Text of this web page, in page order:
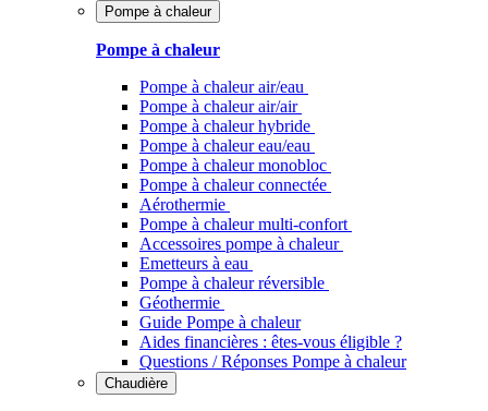
Pompe à chaleur
Pompe à chaleur
Pompe à chaleur air/eau
Pompe à chaleur air/air
Pompe à chaleur hybride
Pompe à chaleur​ eau/eau
Pompe à chaleur monobloc
Pompe à chaleur connectée
Aérothermie
Pompe à chaleur multi-confort
Accessoires pompe à chaleur
Emetteurs à eau
Pompe à chaleur réversible
Géothermie
Guide Pompe à chaleur
Aides financières : êtes-vous éligible ?
Questions / Réponses Pompe à chaleur
Chaudière